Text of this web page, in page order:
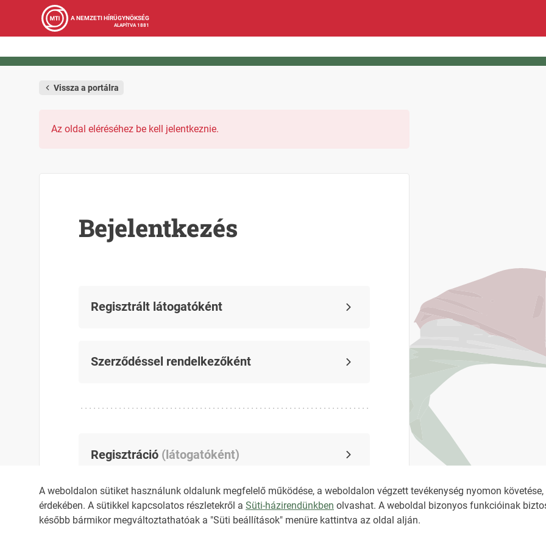
A weboldalon sütiket használunk oldalunk megfelelő működése, a weboldalon végzett tevékenység nyomon
érdekében. A sütikkel kapcsolatos részletekről a Süti-házirendünkben olvashat. A weboldal bizonyos funkcióinak
később bármikor megváltoztathatóak a "Süti beállítások" menüre kattintva az oldal alján.
A NEMZETI HÍRÜGYNÖKSÉG
ALAPÍTVA 1881
Vissza a portálra
Az oldal eléréséhez be kell jelentkeznie.
Bejelentkezés
Regisztrált látogatóként
Szerződéssel rendelkezőként
Regisztráció (látogatóként)